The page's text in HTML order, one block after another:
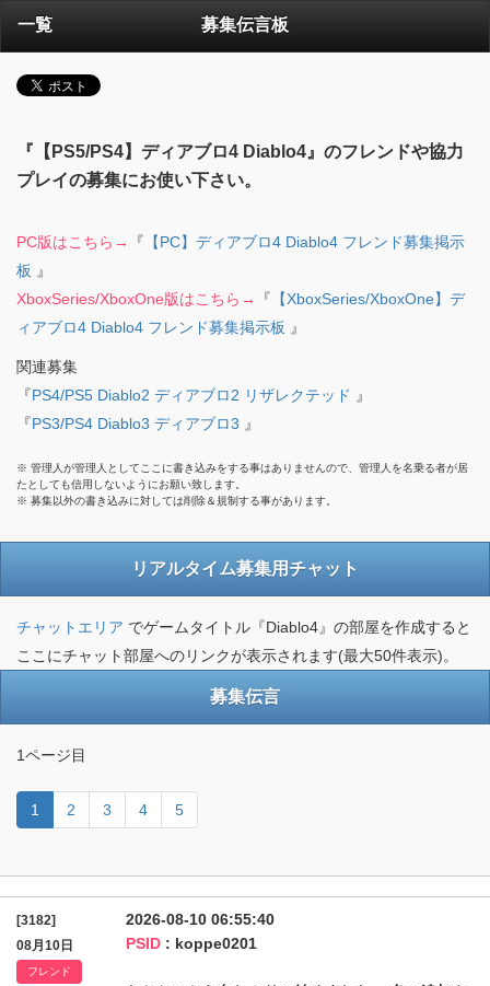
一覧 募集伝言板
『【PS5/PS4】ディアブロ4 Diablo4』のフレンドや協力
プレイの募集にお使い下さい。
PC版はこちら→ 『 【PC】ディアブロ4 Diablo4 フレンド募集掲示
板 』
XboxSeries/XboxOne版はこちら→
『 【XboxSeries/XboxOne】デ
ィアブロ4 Diablo4 フレンド募集掲示板 』
関連募集
『PS4/PS5 Diablo2 ディアブロ2 リザレクテッド 』
『PS3/PS4 Diablo3 ディアブロ3 』
※ 管理人が管理人としてここに書き込みをする事はありませんので、管理人を名乗る者が居
たとしても信用しないようにお願い致します。
※ 募集以外の書き込みに対しては削除＆規制する事があります。
リアルタイム募集用チャット
チャットエリア でゲームタイトル『Diablo4』の部屋を作成すると
ここにチャット部屋へのリンクが表示されます(最大50件表示)。
募集伝言
1ページ目
1 2 3 4 5
[3182]
08月10日
フレンド
2026-08-10 06:55:40
PSID : koppe0201